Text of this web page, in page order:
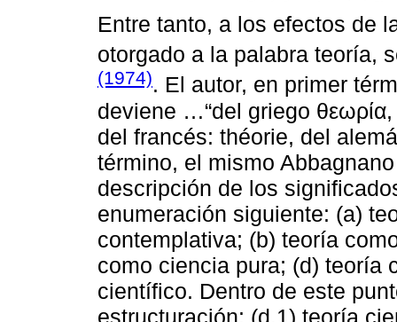
Entre tanto, a los efectos de
otorgado a la palabra teoría,
(1974). El autor, en primer
deviene …“del griego
del francés: théorie, del
término, el mismo
descripción de los
enumeración siguiente: (a)
contemplativa; (b) teoría
como ciencia pura; (d) teoría
científico. Dentro de este
estructuración: (d.1) teoría